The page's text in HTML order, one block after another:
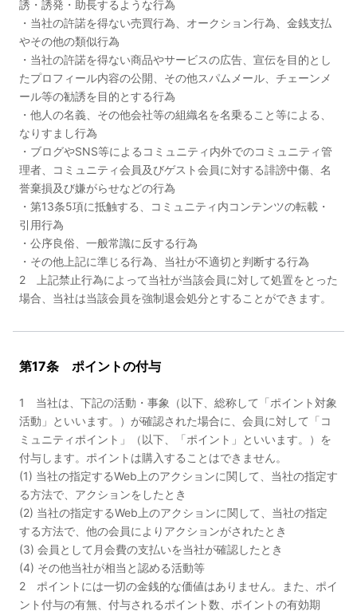
誘・誘発・助長するような行為
・当社の許諾を得ない売買行為、オークション行為、金銭支払
やその他の類似行為
・当社の許諾を得ない商品やサービスの広告、宣伝を目的とし
たプロフィール内容の公開、その他スパムメール、チェーンメ
ール等の勧誘を目的とする行為
・他人の名義、その他会社等の組織名を名乗ること等による、
なりすまし行為
・ブログやSNS等によるコミュニティ内外でのコミュニティ管
理者、コミュニティ会員及びゲスト会員に対する誹謗中傷、名
誉棄損及び嫌がらせなどの行為
・第13条5項に抵触する、コミュニティ内コンテンツの転載・
引用行為
・公序良俗、一般常識に反する行為
・その他上記に準じる行為、当社が不適切と判断する行為
2 上記禁止行為によって当社が当該会員に対して処置をとった
場合、当社は当該会員を強制退会処分とすることができます。
第17条 ポイントの付与
1 当社は、下記の活動・事象（以下、総称して「ポイント対象
活動」といいます。）が確認された場合に、会員に対して「コ
ミュニティポイント」（以下、「ポイント」といいます。）を
付与します。ポイントは購入することはできません。
(1) 当社の指定するWeb上のアクションに関して、当社の指定す
る方法で、アクションをしたとき
(2) 当社の指定するWeb上のアクションに関して、当社の指定
する方法で、他の会員によりアクションがされたとき
(3) 会員として月会費の支払いを当社が確認したとき
(4) その他当社が相当と認める活動等
2 ポイントには一切の金銭的な価値はありません。また、ポイ
ント付与の有無、付与されるポイント数、ポイントの有効期